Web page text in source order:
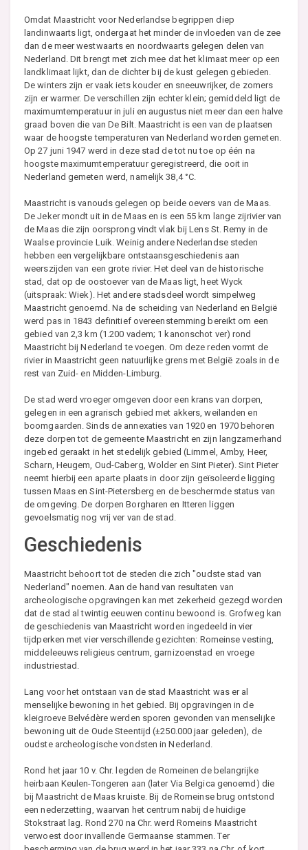
Omdat Maastricht voor Nederlandse begrippen diep
landinwaarts ligt, ondergaat het minder de invloeden van de zee
dan de meer westwaarts en noordwaarts gelegen delen van
Nederland. Dit brengt met zich mee dat het klimaat meer op een
landklimaat lijkt, dan de dichter bij de kust gelegen gebieden.
De winters zijn er vaak iets kouder en sneeuwrijker, de zomers
zijn er warmer. De verschillen zijn echter klein; gemiddeld ligt de
maximumtemperatuur in juli en augustus niet meer dan een halve
graad boven die van De Bilt. Maastricht is een van de plaatsen
waar de hoogste temperaturen van Nederland worden gemeten.
Op 27 juni 1947 werd in deze stad de tot nu toe op één na
hoogste maximumtemperatuur geregistreerd, die ooit in
Nederland gemeten werd, namelijk 38,4 °C.
Maastricht is vanouds gelegen op beide oevers van de Maas.
De Jeker mondt uit in de Maas en is een 55 km lange zijrivier van
de Maas die zijn oorsprong vindt vlak bij Lens St. Remy in de
Waalse provincie Luik. Weinig andere Nederlandse steden
hebben een vergelijkbare ontstaansgeschiedenis aan
weerszijden van een grote rivier. Het deel van de historische
stad, dat op de oostoever van de Maas ligt, heet Wyck
(uitspraak: Wiek). Het andere stadsdeel wordt simpelweg
Maastricht genoemd. Na de scheiding van Nederland en België
werd pas in 1843 definitief overeenstemming bereikt om een
gebied van 2,3 km (1.200 vadem; 1 kanonschot ver) rond
Maastricht bij Nederland te voegen. Om deze reden vormt de
rivier in Maastricht geen natuurlijke grens met België zoals in de
rest van Zuid- en Midden-Limburg.
De stad werd vroeger omgeven door een krans van dorpen,
gelegen in een agrarisch gebied met akkers, weilanden en
boomgaarden. Sinds de annexaties van 1920 en 1970 behoren
deze dorpen tot de gemeente Maastricht en zijn langzamerhand
ingebed geraakt in het stedelijk gebied (Limmel, Amby, Heer,
Scharn, Heugem, Oud-Caberg, Wolder en Sint Pieter). Sint Pieter
neemt hierbij een aparte plaats in door zijn geïsoleerde ligging
tussen Maas en Sint-Pietersberg en de beschermde status van
de omgeving. De dorpen Borgharen en Itteren liggen
gevoelsmatig nog vrij ver van de stad.
Geschiedenis
Maastricht behoort tot de steden die zich "oudste stad van
Nederland" noemen. Aan de hand van resultaten van
archeologische opgravingen kan met zekerheid gezegd worden
dat de stad al twintig eeuwen continu bewoond is. Grofweg kan
de geschiedenis van Maastricht worden ingedeeld in vier
tijdperken met vier verschillende gezichten: Romeinse vesting,
middeleeuws religieus centrum, garnizoenstad en vroege
industriestad.
Lang voor het ontstaan van de stad Maastricht was er al
menselijke bewoning in het gebied. Bij opgravingen in de
kleigroeve Belvédère werden sporen gevonden van menselijke
bewoning uit de Oude Steentijd (±250.000 jaar geleden), de
oudste archeologische vondsten in Nederland.
Rond het jaar 10 v. Chr. legden de Romeinen de belangrijke
heirbaan Keulen-Tongeren aan (later Via Belgica genoemd) die
bij Maastricht de Maas kruiste. Bij de Romeinse brug ontstond
een nederzetting, waarvan het centrum nabij de huidige
Stokstraat lag. Rond 270 na Chr. werd Romeins Maastricht
verwoest door invallende Germaanse stammen. Ter